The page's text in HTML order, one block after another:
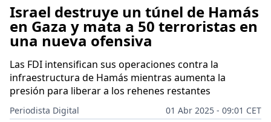
Israel destruye un túnel de Hamás
en Gaza y mata a 50 terroristas en
una nueva ofensiva
Las FDI intensifican sus operaciones contra la
infraestructura de Hamás mientras aumenta la
presión para liberar a los rehenes restantes
Periodista Digital
01 Abr 2025 - 09:01 CET